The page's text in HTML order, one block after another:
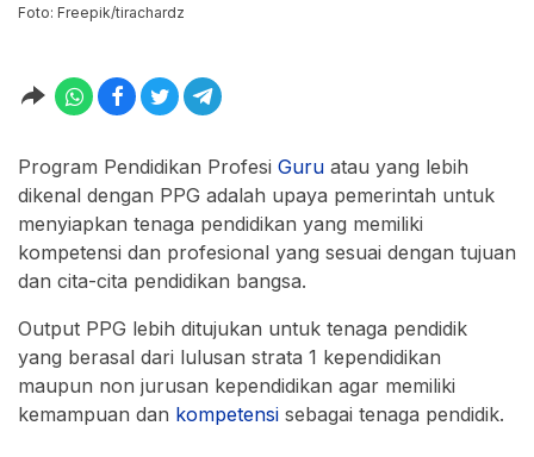
Foto: Freepik/tirachardz
Program Pendidikan Profesi Guru atau yang lebih
dikenal dengan PPG adalah upaya pemerintah untuk
menyiapkan tenaga pendidikan yang memiliki
kompetensi dan profesional yang sesuai dengan tujuan
dan cita-cita pendidikan bangsa.
Output PPG lebih ditujukan untuk tenaga pendidik
yang berasal dari lulusan strata 1 kependidikan
maupun non jurusan kependidikan agar memiliki
kemampuan dan kompetensi sebagai tenaga pendidik.